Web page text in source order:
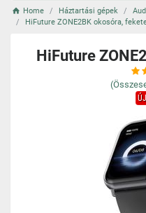
Home Háztartási gépek
HiFuture ZONE2BK okosóra,
HiFuture